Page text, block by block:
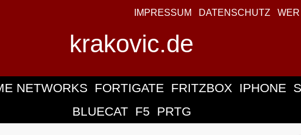
IMPRESSUM DATENSCHUTZ
krakovic.de
NETWORKS FORTIGATE FRITZBOX IPHONE
BLUECAT F5 PRTG